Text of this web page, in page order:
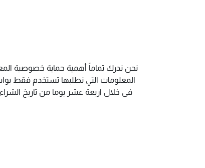
نحن ندرك تماماً أهمية حماية خصوصية
المعلومات التي نطلبها تستخدم فقط
فى خلال اربعة عشر يوما من تاريخ